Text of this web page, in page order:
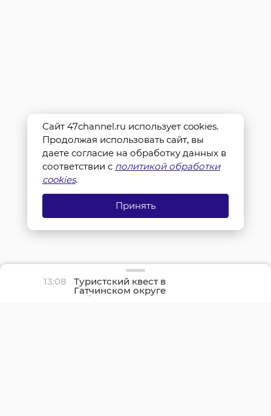
13:08 Туристский квест в
Гатчинском округе
собрал 20 молодых
Сайт 47channel.ru использует cookies.
Продолжая использовать сайт, вы
даете согласие на обработку данных в
соответствии с политикой обработки
cookies.
Принять